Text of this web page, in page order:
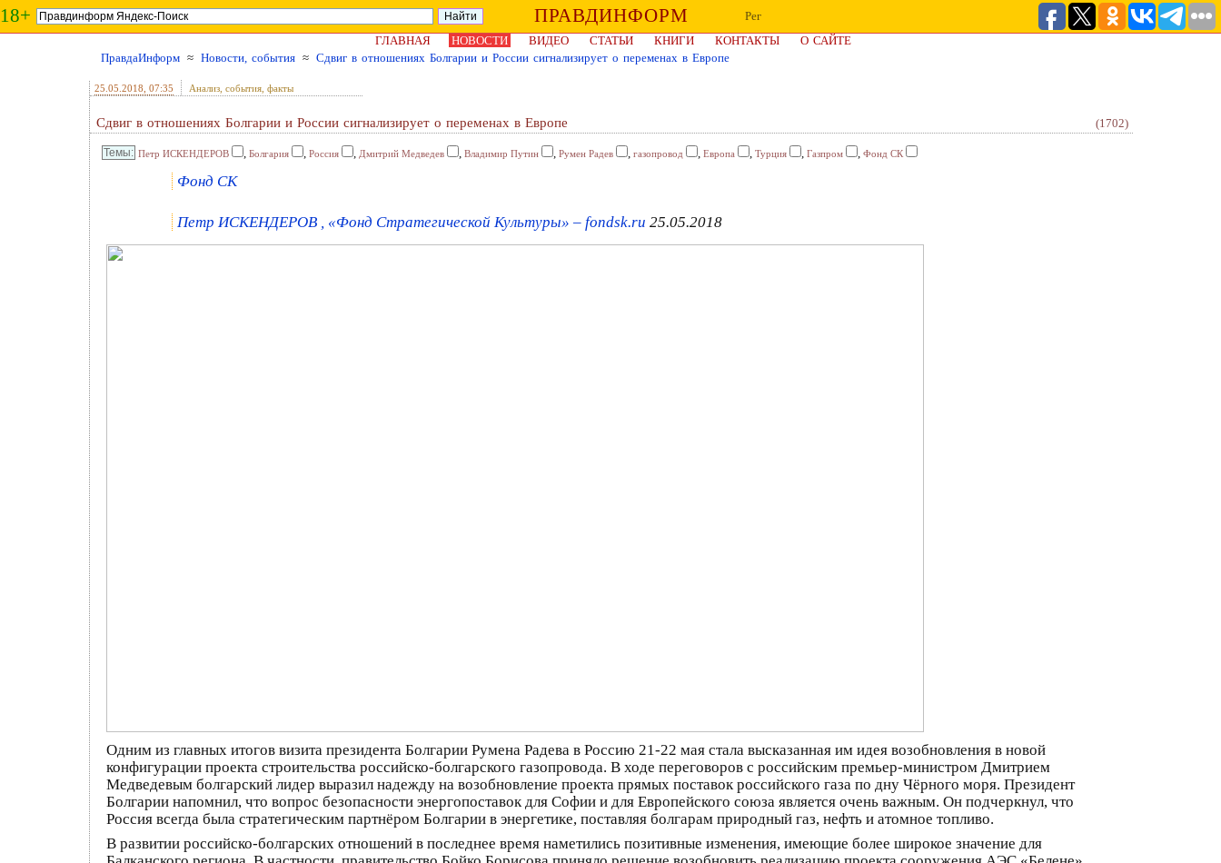
18+ ПРАВДИНФОРМ
Рег
ГЛАВНАЯ
НОВОСТИ ВИДЕО СТАТЬИ КНИГИ КОНТАКТЫ
О САЙТЕ
ПравдаИнформ ≈ Новости, события ≈ Сдвиг в отношениях Болгарии и России сигнализирует о переменах в Европе
25.05.2018 , 07:35 Анализ, события, факты
Сдвиг в отношениях Болгарии и России сигнализирует о переменах в Европе (1702)
Петр ИСКЕНДЕРОВ , Болгария , Россия , Дмитрий Медведев , Владимир Путин , Румен Радев , газопровод , Европа , Турция , Газпром , Фонд СК
Фонд СК
Петр ИСКЕНДЕРОВ , «Фонд Стратегической Культуры» – fondsk.ru 25.05.2018
Одним из главных итогов визита президента Болгарии Румена Радева в Россию 21-22 мая стала высказанная им идея возобновления в новой
конфигурации проекта строительства российско-болгарского газопровода. В ходе переговоров с российским премьер-министром Дмитрием
Медведевым болгарский лидер выразил надежду на возобновление проекта прямых поставок российского газа по дну Чёрного моря. Президент
Болгарии напомнил, что вопрос безопасности энергопоставок для Софии и для Европейского союза является очень важным. Он подчеркнул, что
Россия всегда была стратегическим партнёром Болгарии в энергетике, поставляя болгарам природный газ, нефть и атомное топливо.
В развитии российско-болгарских отношений в последнее время наметились позитивные изменения, имеющие более широкое значение для